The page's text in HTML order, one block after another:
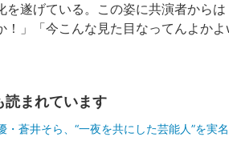
を遂げている。この姿に共演者から
！」「今こんな見た目なってんよか
読まれています
・蒼井そら、“一夜を共にした芸能人”を